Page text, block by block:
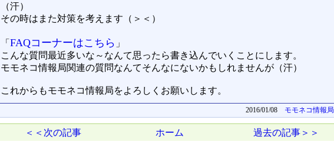
（汗）
その時はまた対策を考えます（＞＜）
「 FAQコーナーはこちら 」
こんな質問最近多いな～なんて思ったら書き込んでいくことにします。
モモネコ情報局関連の質問なんてそんなにないかもしれませんが（汗）
これからもモモネコ情報局をよろしくお願いします。
2016/01/08 モモネコ情報局
＜＜次の記事 ホーム 過去の記事＞＞